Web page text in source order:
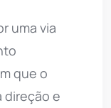
uma via
que o
direção e